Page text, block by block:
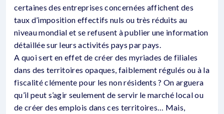
certaines des entreprises concernées affichent des
taux d’imposition effectifs nuls ou très réduits au
niveau mondial et se refusent à publier une information
détaillée sur leurs activités pays par pays.
A quoi sert en effet de créer des myriades de filiales
dans des territoires opaques, faiblement régulés ou à la
fiscalité clémente pour les non résidents ? On arguera
qu’il peut s’agir seulement de servir le marché local ou
de créer des emplois dans ces territoires… Mais,